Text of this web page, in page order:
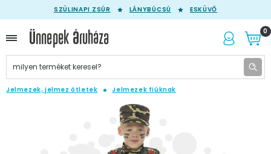
SZÜLINAPI ZSÚR LÁNYBÚCSÚ ESKÜVŐ
0
Jelmezek, jelmez ötletek Jelmezek fiúknak